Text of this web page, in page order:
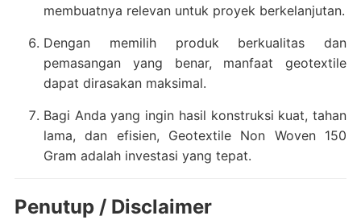
membuatnya relevan untuk proyek berkelanjutan.
Dengan memilih produk berkualitas dan
pemasangan yang benar, manfaat geotextile
dapat dirasakan maksimal.
Bagi Anda yang ingin hasil konstruksi kuat, tahan
lama, dan efisien, Geotextile Non Woven 150
Gram adalah investasi yang tepat.
Penutup / Disclaimer